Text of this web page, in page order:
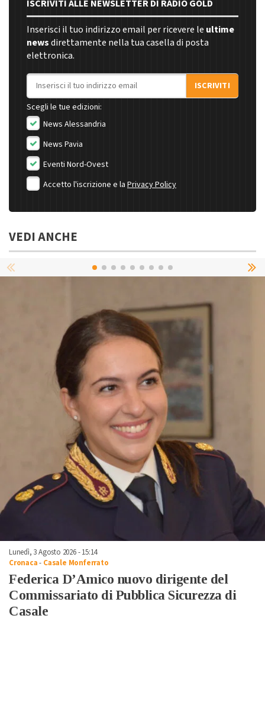
ISCRIVITI ALLE NEWSLETTER DI RADIO GOLD
Inserisci il tuo indirizzo email per ricevere le ultime
newsdirettamente nella tua casella di posta
elettronica.
Indirizzo email
ISCRIVITI
Scegli le tue edizioni:
News Alessandria
News Pavia
Eventi Nord-Ovest
Accetto l'iscrizione e la Privacy Policy
VEDI ANCHE
Lunedì, 3 Agosto 2026 - 15:14
Cronaca- Casale Monferrato
Federica D’Amico nuovo dirigente del
Commissariato di Pubblica Sicurezza di
Casale